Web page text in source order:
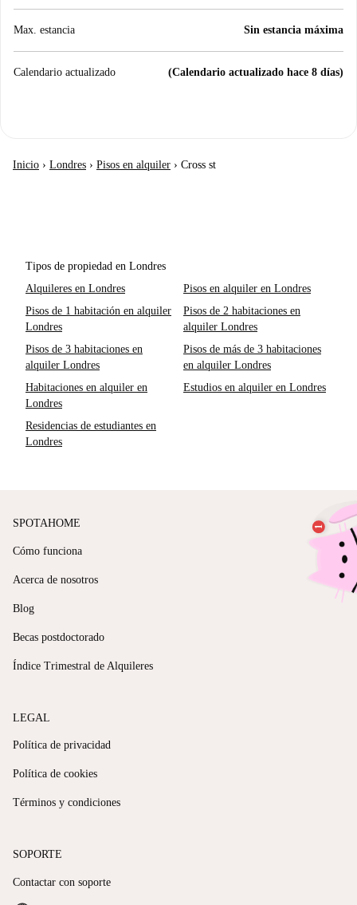
Max. estancia Sin estancia máxima
Calendario actualizado (Calendario actualizado hace 8 días)
Inicio › Londres › Pisos en alquiler › Cross st
Tipos de propiedad en Londres
Alquileres en Londres
Pisos en alquiler en Londres
Pisos de 1 habitación en alquiler
Londres
Pisos de 2 habitaciones en
alquiler Londres
Pisos de 3 habitaciones en
alquiler Londres
Pisos de más de 3 habitaciones
en alquiler Londres
Habitaciones en alquiler en
Londres
Estudios en alquiler en Londres
Residencias de estudiantes en
Londres
SPOTAHOME
Cómo funciona
Acerca de nosotros
Blog
Becas postdoctorado
Índice Trimestral de Alquileres
LEGAL
Política de privacidad
Política de cookies
Términos y condiciones
SOPORTE
Contactar con soporte